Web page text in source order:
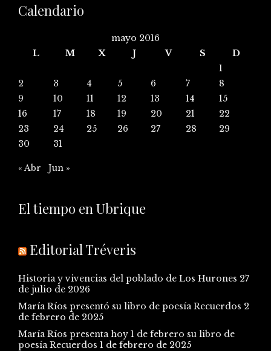
Calendario
mayo 2016
L
M X J V S
D
1
2
3 4 5 6 7
8
9
10 11 12 13 14
15
16
17 18 19 20 21
22
23
24 25 26 27 28
29
30
31
« Abr Jun »
El tiempo en Ubrique
Editorial Tréveris
Historia y vivencias del poblado de Los Hurones 27
de julio de 2026
María Ríos presentó su libro de poesía Recuerdos 2
de febrero de 2025
María Ríos presenta hoy 1 de febrero su libro de
poesía Recuerdos 1 de febrero de 2025